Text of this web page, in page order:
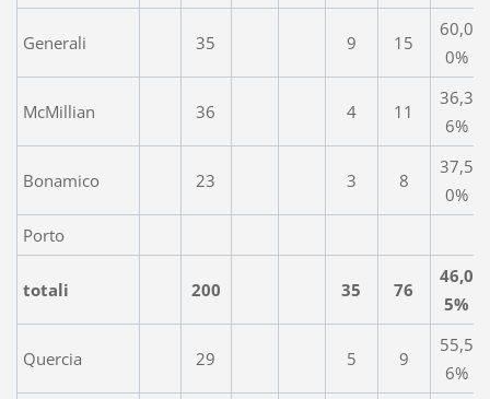
Generali 35 9 15
60,0
0%
McMillian 36 4 11
36,3
6%
Bonamico 23 3 8
37,5
0%
Porto
totali 200 35 76
46,0
5%
Quercia 29 5 9
55,5
6%